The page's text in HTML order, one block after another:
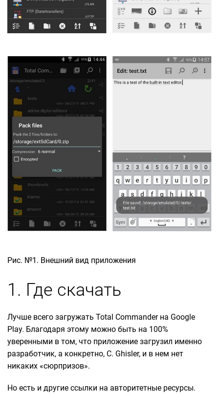
Рис. №1. Внешний вид приложения
1. Где скачать
Лучше всего загружать Total Commander на Google
Play. Благодаря этому можно быть на 100%
уверенными в том, что приложение загрузил именно
разработчик, а конкретно, C. Ghisler, и в нем нет
никаких «сюрпризов».
Но есть и другие ссылки на авторитетные ресурсы.